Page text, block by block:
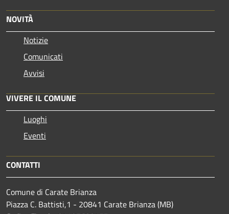
NOVITÀ
Notizie
Comunicati
Avvisi
VIVERE IL COMUNE
Luoghi
Eventi
CONTATTI
Comune di Carate Brianza
Piazza C. Battisti,1 - 20841 Carate Brianza (MB)